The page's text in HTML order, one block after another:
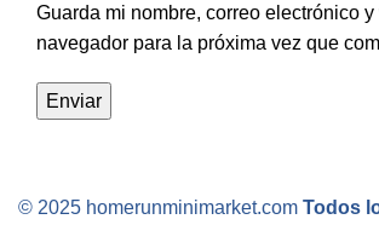
Guarda mi nombre, correo electrónico
navegador para la próxima vez que
© 2025 homerunminimarket.com Todos